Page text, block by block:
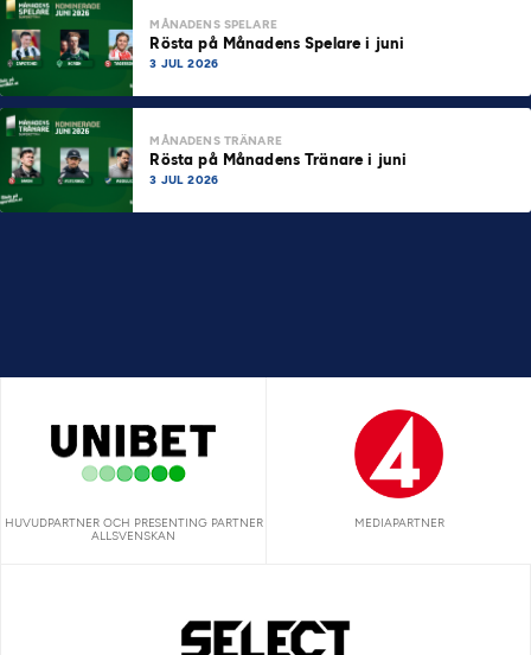
MÅNADENS SPELARE
Rösta på Månadens Spelare i juni
3 JUL 2026
MÅNADENS TRÄNARE
Rösta på Månadens Tränare i juni
3 JUL 2026
HUVUDPARTNER OCH PRESENTING PARTNER
ALLSVENSKAN
MEDIAPARTNER